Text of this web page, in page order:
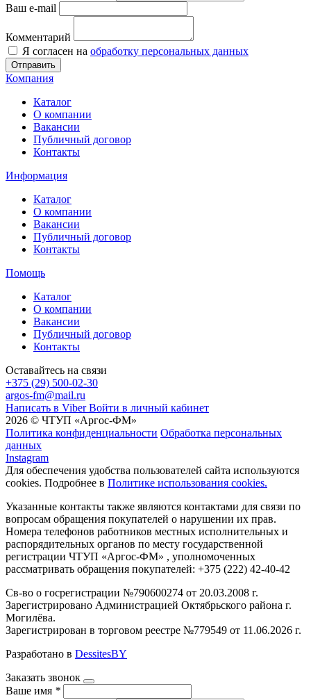
Ваш e-mail
Комментарий
Я согласен на обработку персональных данных
Отправить
Компания
Каталог
О компании
Вакансии
Публичный договор
Контакты
Информация
Каталог
О компании
Вакансии
Публичный договор
Контакты
Помощь
Каталог
О компании
Вакансии
Публичный договор
Контакты
Оставайтесь на связи
+375 (29) 500-02-30
argos-fm@mail.ru
Написать в Viber Войти в личный кабинет
2026 © ЧТУП «Аргос-ФМ»
Политика конфиденциальности Обработка персональных
данных
Instagram
Для обеспечения удобства пользователей сайта используются
cookies. Подробнее в Политике использования cookies.
Указанные контакты также являются контактами для связи по
вопросам обращения покупателей о нарушении их прав.
Номера телефонов работников местных исполнительных и
распорядительных органов по месту государственной
регистрации ЧТУП «Аргос-ФМ» , уполномоченных
рассматривать обращения покупателей: +375 (222) 42-40-42
Св-во о госрегистрации №790600274 от 20.03.2008 г.
Зарегистрировано Администрацией Октябрьского района г.
Могилёва.
Зарегистрирован в торговом реестре №779549 от 11.06.2026 г.
Разработано в DessitesBY
Заказать звонок
Ваше имя *